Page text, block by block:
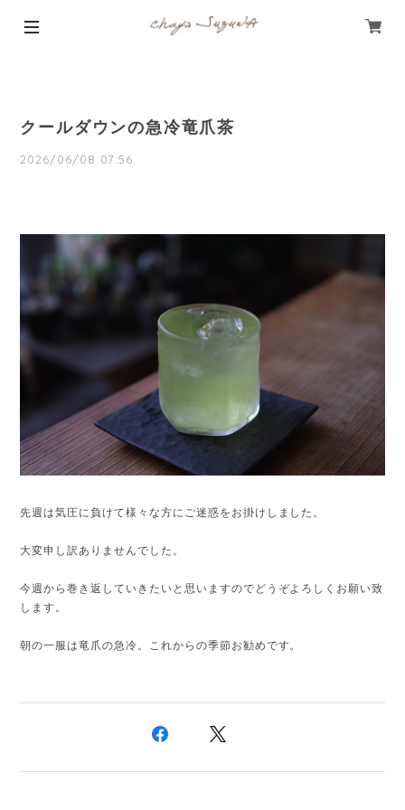
クールダウンの急冷竜爪茶
2026/06/08 07:56
先週は気圧に負けて様々な方にご迷惑をお掛けしました。
大変申し訳ありませんでした。
今週から巻き返していきたいと思いますのでどうぞよろしくお願い致
します。
朝の一服は竜爪の急冷。これからの季節お勧めです。